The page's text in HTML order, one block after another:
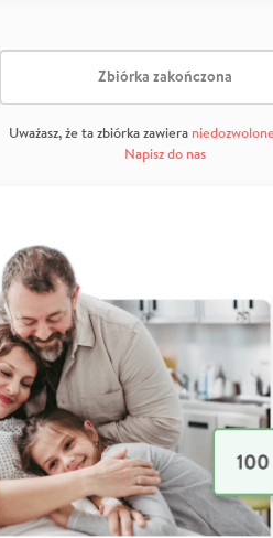
Zbiórka zakończona
Uważasz, że ta zbiórka zawiera
Napisz do nas